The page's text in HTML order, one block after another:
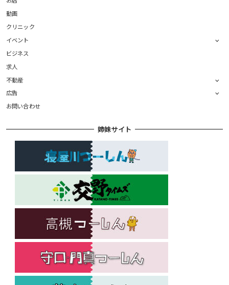
動画
クリニック
イベント
ビジネス
求人
不動産
広告
お問い合わせ
姉妹サイト